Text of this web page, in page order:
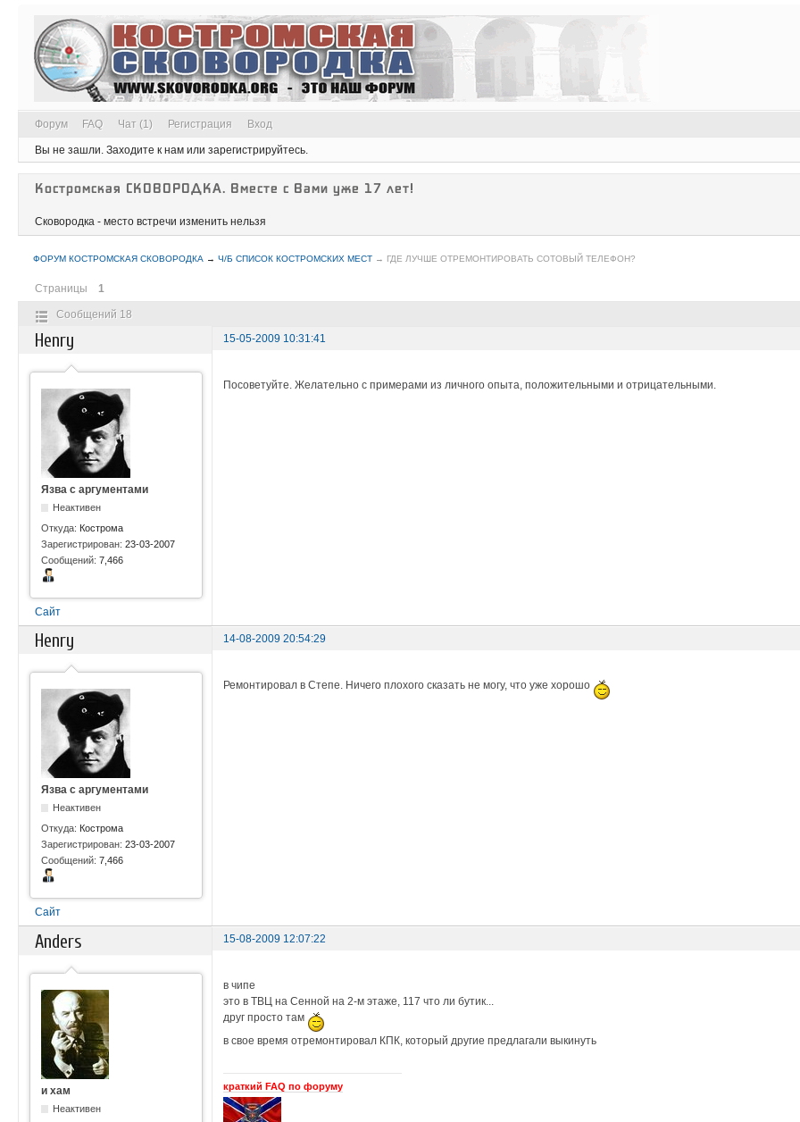
Форум FAQ Чат (1) Регистрация Вход
Вы не зашли. Заходите к нам или зарегистрируйтесь.
Костромская СКОВОРОДКА. Вместе с Вами уже 17 лет!
Сковородка - место встречи изменить нельзя
ФОРУМ КОСТРОМСКАЯ СКОВОРОДКА →Ч/Б СПИСОК КОСТРОМСКИХ МЕСТ → ГДЕ ЛУЧШЕ ОТРЕМОНТИРОВАТЬ СОТОВЫЙ ТЕЛЕФОН?
Страницы 1
Сообщений 18
Henry 15-05-2009 10:31:41
Язва с аргументами
Неактивен
Откуда: Кострома
Зарегистрирован:23-03-2007
Сообщений:7,466
Посоветуйте. Желательно с примерами из личного опыта, положительными и отрицательными.
Сайт
Henry 14-08-2009 20:54:29
Язва с аргументами
Неактивен
Откуда: Кострома
Зарегистрирован:23-03-2007
Сообщений:7,466
Ремонтировал в Степе. Ничего плохого сказать не могу, что уже хорошо
Сайт
Anders 15-08-2009 12:07:22
и хам
Неактивен
в чипе
это в ТВЦ на Сенной на 2-м этаже, 117 что ли бутик...
друг просто там
в свое время отремонтировал КПК, который другие предлагали выкинуть
краткий FAQ по форуму